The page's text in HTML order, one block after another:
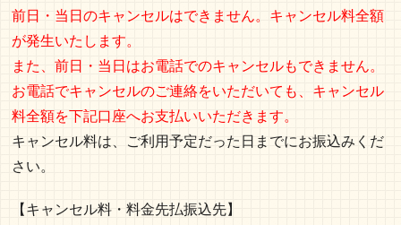
前日・当日のキャンセルはできません。キャンセル料全額
が発生いたします。
また、前日・当日はお電話でのキャンセルもできません。
お電話でキャンセルのご連絡をいただいても、キャンセル
料全額を下記口座へお支払いいただきます。
キャンセル料は、ご利用予定だった日までにお振込みくだ
さい。
【キャンセル料・料金先払振込先】